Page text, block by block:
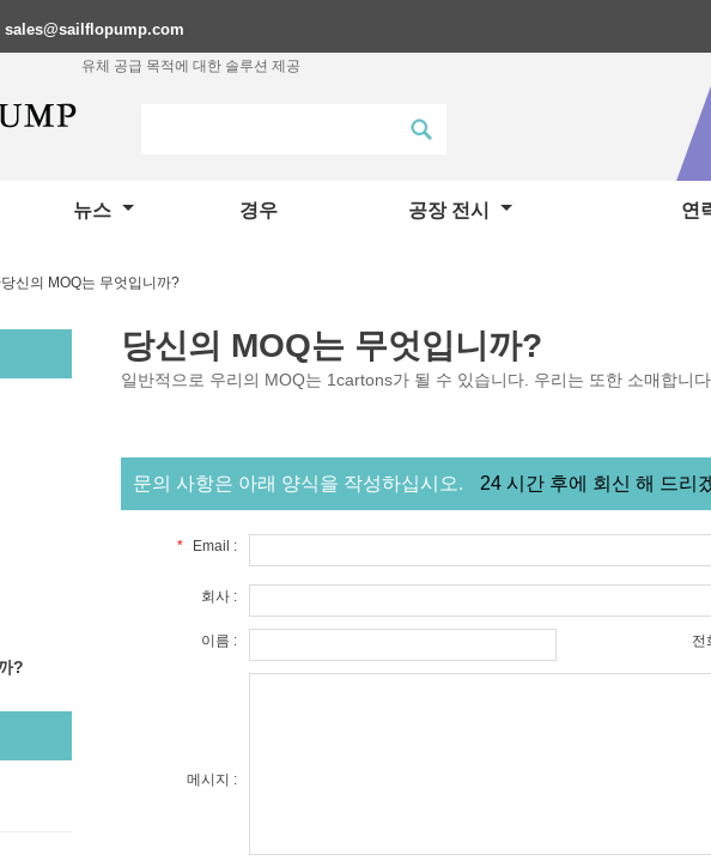
sales@sailflopump.com
유체 공급 목적에 대한 솔루션 제공
뉴스 경우 공장 전시 연
당신의 MOQ는 무엇입니까?
당신의 MOQ는 무엇입니까?
일반적으로 우리의 MOQ는 1cartons가 될 수 있습니다. 우리는 또한 소매합니
문의 사항은 아래 양식을 작성하십시오. 24 시간 후에 회신 해 드리
* Email :
회사 :
이름 : 전
메시지 :
?